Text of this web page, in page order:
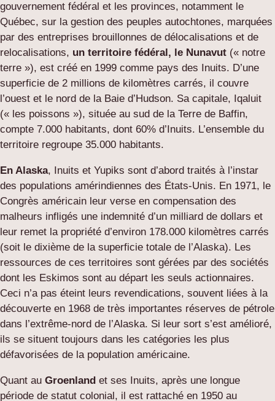
gouvernement fédéral et les provinces, notamment le
Québec, sur la gestion des peuples autochtones, marquées
par des entreprises brouillonnes de délocalisations et de
relocalisations, un territoire fédéral, le Nunavut (« notre
terre »), est créé en 1999 comme pays des Inuits. D’une
superficie de 2 millions de kilomètres carrés, il couvre
l’ouest et le nord de la Baie d’Hudson. Sa capitale, Iqaluit
(« les poissons »), située au sud de la Terre de Baffin,
compte 7.000 habitants, dont 60% d’Inuits. L’ensemble du
territoire regroupe 35.000 habitants.
En Alaska, Inuits et Yupiks sont d’abord traités à l’instar
des populations amérindiennes des États-Unis. En 1971, le
Congrès américain leur verse en compensation des
malheurs infligés une indemnité d’un milliard de dollars et
leur remet la propriété d’environ 178.000 kilomètres carrés
(soit le dixième de la superficie totale de l’Alaska). Les
ressources de ces territoires sont gérées par des sociétés
dont les Eskimos sont au départ les seuls actionnaires.
Ceci n’a pas éteint leurs revendications, souvent liées à la
découverte en 1968 de très importantes réserves de pétrole
dans l’extrême-nord de l’Alaska. Si leur sort s’est amélioré,
ils se situent toujours dans les catégories les plus
défavorisées de la population américaine.
Quant au Groenland et ses Inuits, après une longue
période de statut colonial, il est rattaché en 1950 au